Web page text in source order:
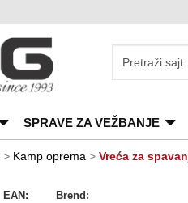
SPRAVE ZA VEŽBANJE
> Kamp oprema > Vreća za
EAN: Brend: